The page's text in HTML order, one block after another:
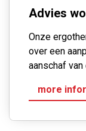
Advies
Onze
over een
aanschaf
more